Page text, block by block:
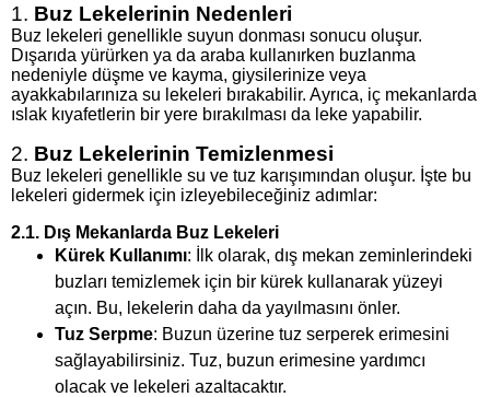
1. Buz Lekelerinin Nedenleri
Buz lekeleri genellikle suyun donması sonucu oluşur.
Dışarıda yürürken ya da araba kullanırken buzlanma
nedeniyle düşme ve kayma, giysilerinize veya
ayakkabılarınıza su lekeleri bırakabilir. Ayrıca, iç mekanlarda
ıslak kıyafetlerin bir yere bırakılması da leke yapabilir.
2. Buz Lekelerinin Temizlenmesi
Buz lekeleri genellikle su ve tuz karışımından oluşur. İşte bu
lekeleri gidermek için izleyebileceğiniz adımlar:
2.1. Dış Mekanlarda Buz Lekeleri
Kürek Kullanımı: İlk olarak, dış mekan zeminlerindeki
buzları temizlemek için bir kürek kullanarak yüzeyi
açın. Bu, lekelerin daha da yayılmasını önler.
Tuz Serpme: Buzun üzerine tuz serperek erimesini
sağlayabilirsiniz. Tuz, buzun erimesine yardımcı
olacak ve lekeleri azaltacaktır.